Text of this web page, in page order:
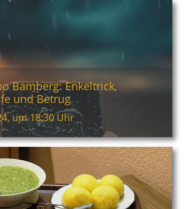
Bamberg: Enkeltrick,
und Betrug
um 18:30 Uhr